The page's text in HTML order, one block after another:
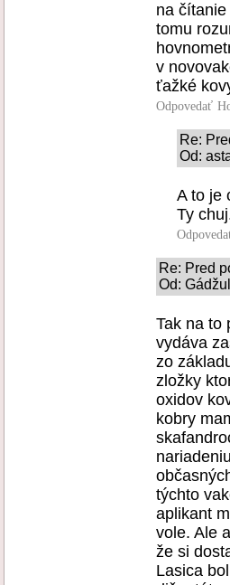
na
tomu
v
ťažké
Odpovedať
Re:
Od:
A to je
Ty
Re: Pred
Od:
Tak na to
vydáva
zo
zložky
oxidov
kobry
týchto
aplikant
vole. Ale
že si
Lasica